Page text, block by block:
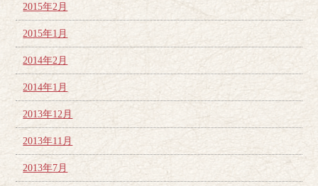
2015年2月
2015年1月
2014年2月
2014年1月
2013年12月
2013年11月
2013年7月